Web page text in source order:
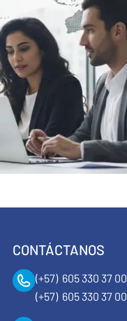
CONTÁCTANOS
(+57) 605 330 37 00
(+57) 605 330 37 00